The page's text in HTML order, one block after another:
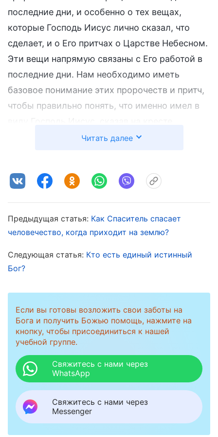
последние дни, и особенно о тех вещах,
которые Господь Иисус лично сказал, что
сделает, и о Его притчах о Царстве Небесном.
Эти вещи напрямую связаны с Его работой в
последние дни. Нам необходимо иметь
базовое понимание этих пророчеств и притч,
чтобы правильно понять, что именно имел в
«Совершилось!». Даже если мы не понимаем
спасению человечества полностью
убеждение. На самом деле, если мы
тщательно рассмотрим пророчества и притчи
сможем получить общее представление о
возвращении. И тогда мы не станем
ошибочно истолковывать Его высказывание
Свершилось!». Господь Иисус
пророчествовал: «
вам; но вы теперь не можете вместить.
Когда же приидет Он, Дух истины, то
И если кто услышит Мои слова и не
поверит, Я не сужу его, ибо Я пришел не
судить мир, но спасти мир. Отвергающий
Читать далее
Предыдущая статья: Как Спаситель спасает
человечество, когда приходит на землю?
Следующая статья: Кто есть единый истинный
Бог?
Если вы готовы возложить свои заботы на
Бога и получить Божью помощь, нажмите на
кнопку, чтобы присоединиться к нашей
учебной группе.
Свяжитесь с нами через
WhatsApp
Свяжитесь с нами через
Messenger